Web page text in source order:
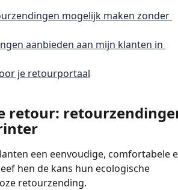
mogelijk maken zonder
aanbieden aan mijn klanten in
je retourportaal
retour:
een eenvoudige, comfortabele
hen de kans hun ecologische
retourzending.